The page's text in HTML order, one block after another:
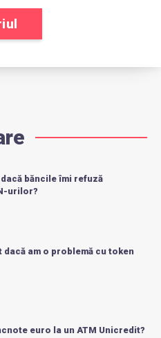
băncile îmi refuză
urilor?
dacă am o problemă cu token
euro la un ATM Unicredit?